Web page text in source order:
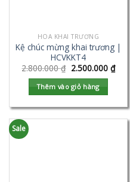
HOA KHAI TRƯƠNG
Kệ chúc mừng khai trương |
HCVKKT4
2.800.000₫ 2.500.000 ₫
Thêm vào giỏ hàng
Sale